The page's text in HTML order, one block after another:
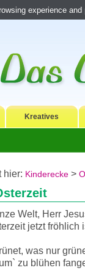
Kreatives
hier: Kinderecke >
Welt, Herr
jetzt fröhlich
was nur
zu blühen
experience